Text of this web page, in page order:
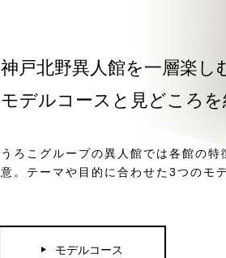
神戸北野異人館を一層楽し
モデルコースと見どころを
うろこグループの異人館では各館の特
意。テーマや目的に合わせた3つのモ
モデルコース